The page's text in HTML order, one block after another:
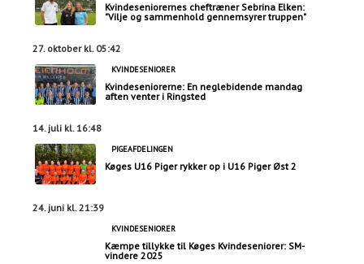
Kvindeseniorernes cheftræner Sebrina Elken:
"Vilje og sammenhold gennemsyrer truppen"
27. oktober kl. 05:42
KVINDESENIORER
Kvindeseniorerne: En neglebidende mandag
aften venter i Ringsted
14. juli kl. 16:48
PIGEAFDELINGEN
Køges U16 Piger rykker op i U16 Piger Øst 2
24. juni kl. 21:39
KVINDESENIORER
Kæmpe tillykke til Køges Kvindeseniorer: SM-
vindere 2025